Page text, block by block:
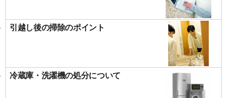
引越し後の掃除のポイント
冷蔵庫・洗濯機の処分について